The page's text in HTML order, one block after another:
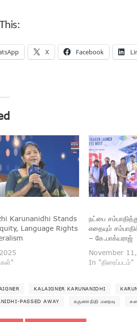
X Facebook
Karunanidhi Stands
Language Rights
நட்பை
எதையும்
– கே.பாக்யராஜ்
November
In "திரைப்படம்"
KALAIGNER KARUNANIDHI
PASSED AWAY கருணாநிதி மறைவு